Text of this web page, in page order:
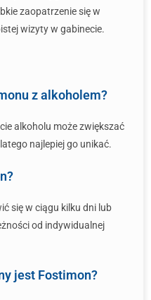
zaopatrzenie się w
wizyty w gabinecie.
z alkoholem?
alkoholu może zwiększać
najlepiej go unikać.
się w ciągu kilku dni lub
od indywidualnej
jest Fostimon?